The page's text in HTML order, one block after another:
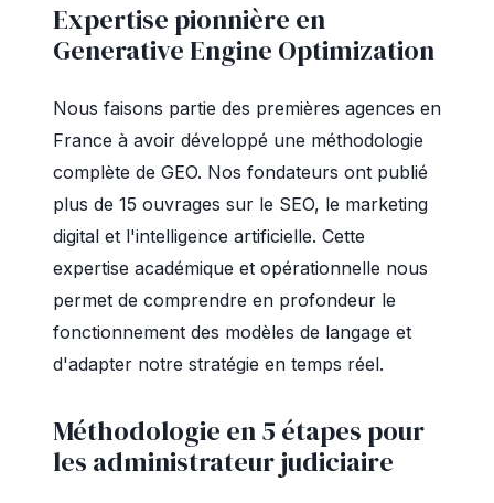
Expertise pionnière en
Generative Engine Optimization
Nous faisons partie des premières agences en
France à avoir développé une méthodologie
complète de GEO. Nos fondateurs ont publié
plus de 15 ouvrages sur le SEO, le marketing
digital et l'intelligence artificielle. Cette
expertise académique et opérationnelle nous
permet de comprendre en profondeur le
fonctionnement des modèles de langage et
d'adapter notre stratégie en temps réel.
Méthodologie en 5 étapes pour
les administrateur judiciaire